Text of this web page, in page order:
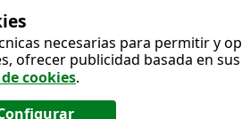
necesarias para permitir y
ofrecer publicidad basada en
cookies.